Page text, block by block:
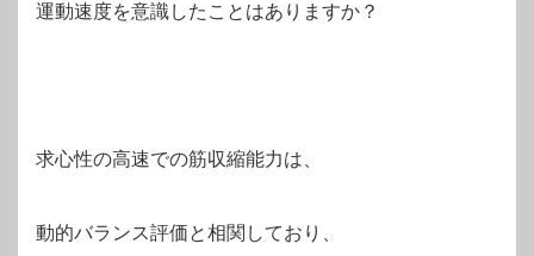
運動速度を意識したことはありますか？
求心性の高速での筋収縮能力は、
動的バランス評価と相関しており、